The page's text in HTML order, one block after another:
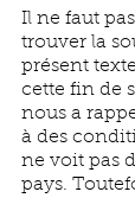
Il ne faut
trouver la
présent
cette fin de
nous a
à des
ne voit pas
pays.